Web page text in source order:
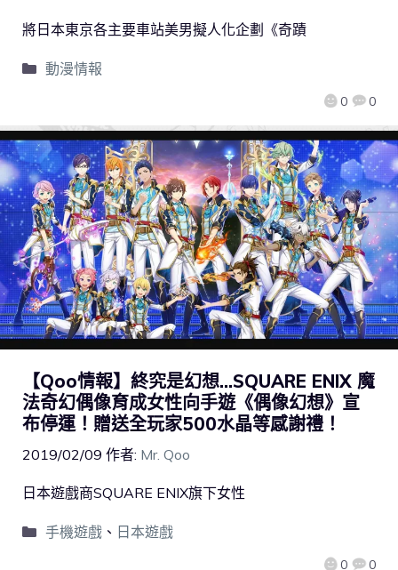
0 0
將日本東京各主要車站美男擬人化企劃《奇蹟
動漫情報
【Qoo情報】終究是幻想…SQUARE ENIX 魔
法奇幻偶像育成女性向手遊《偶像幻想》宣
布停運！贈送全玩家500水晶等感謝禮！
2019/02/09 作者: Mr. Qoo
0 0
日本遊戲商SQUARE ENIX旗下女性
手機遊戲、 日本遊戲